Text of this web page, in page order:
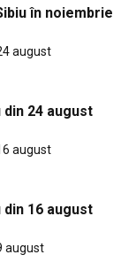
în noiembrie
din 24 august
din 16 august